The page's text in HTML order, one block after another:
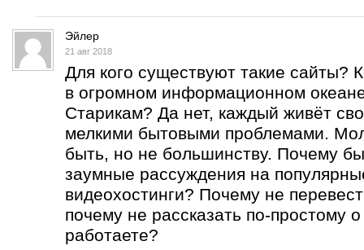
Эйлер
21 авг 2018
Для кого существуют такие сайты?
в огромном информационном
Старикам? Да нет, каждый живёт
мелкими бытовыми проблемами.
быть, но не большинству. Почему
заумные рассуждения на
видеохостинги? Почему не
почему не рассказать по-простому
работаете?